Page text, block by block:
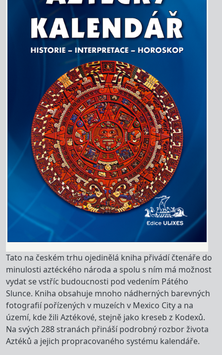
Tato na českém trhu ojedinělá kniha přivádí čtenáře do
minulosti aztéckého národa a spolu s ním má možnost
vydat se vstříc budoucnosti pod vedením Pátého
Slunce. Kniha obsahuje mnoho nádherných barevných
fotografií pořízených v muzeích v Mexico City a na
území, kde žili Aztékové, stejně jako kreseb z Kodexů.
Na svých 288 stranách přináší podrobný rozbor života
Aztéků a jejich propracovaného systému kalendáře.